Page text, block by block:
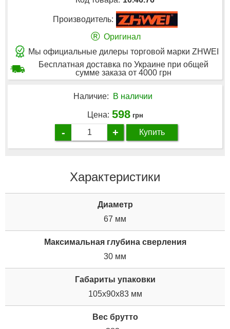
Производитель:
® Оригинал
Мы официальные дилеры торговой марки ZHWEI
Бесплатная доставка по Украине при общей
сумме заказа от 4000 грн
Наличие: В наличии
Цена: 598 грн
- + Купить
Характеристики
Диаметр
67 мм
Максимальная глубина сверления
30 мм
Габариты упаковки
105x90x83 мм
Вес брутто